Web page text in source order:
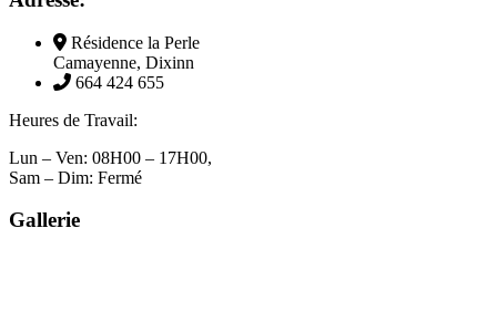
Résidence la Perle
Camayenne, Dixinn
664 424 655
Heures de Travail:
Lun – Ven: 08H00 – 17H00,
Sam – Dim: Fermé
Gallerie